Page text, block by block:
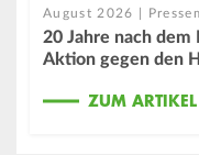
August 2026 |
20 Jahre nach
Aktion gegen den
ZUM ARTIKEL